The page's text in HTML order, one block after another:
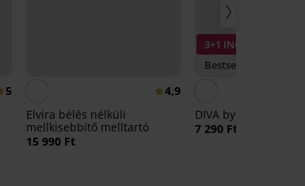
5
4,9
Elvira bélés nélküli
mellkisebbítő melltartó
15 990 Ft
3+1 INGYEN
Bestseller
DIVA by IVA brazil
7 290 Ft